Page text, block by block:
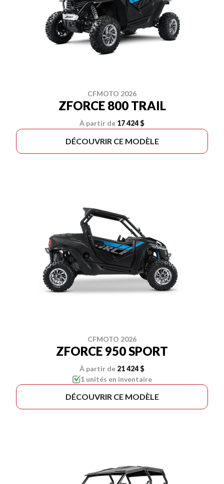
CFMOTO 2026
ZFORCE 800 TRAIL
À partir de 17 424 $
DÉCOUVRIR CE MODÈLE
CFMOTO 2026
ZFORCE 950 SPORT
À partir de 21 424 $
1 unités en inventaire
DÉCOUVRIR CE MODÈLE